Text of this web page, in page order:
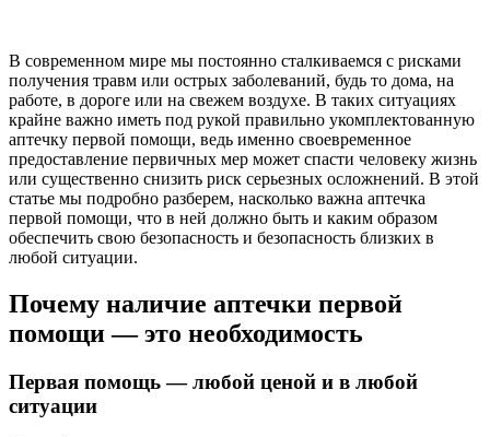
В современном мире мы постоянно сталкиваемся с рисками
получения травм или острых заболеваний, будь то дома, на
работе, в дороге или на свежем воздухе. В таких ситуациях
крайне важно иметь под рукой правильно укомплектованную
аптечку первой помощи, ведь именно своевременное
предоставление первичных мер может спасти человеку жизнь
или существенно снизить риск серьезных осложнений. В этой
статье мы подробно разберем, насколько важна аптечка
первой помощи, что в ней должно быть и каким образом
обеспечить свою безопасность и безопасность близких в
любой ситуации.
Почему наличие аптечки первой
помощи — это необходимость
Первая помощь — любой ценой и в любой
ситуации